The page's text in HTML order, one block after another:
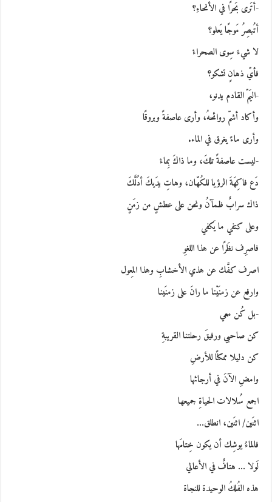
-أتَرى بَحرًا في الأنحاءِ؟
أتُبصِرُ مَوجًا يَعلو؟
لا شيءَ سِوى الصحراءْ
فأيّ ذهانٍ تشكو؟
-اليَمّ القادم يدنو،
وأكاد أشمّ روائحهُ، وأرى عاصفةً وبروقًا
وأرى ماءً يغرق في الماء.
-ليست عاصفةً تلكَ، وما ذاكَ بِماءْ
دَع فاكِهَةَ الرؤيا للكُهّان، وهاتِ يدَيكَ أدُلَّكَ
ذاك سرابٌ ظمآنُ ونحن على عطشٍ من زمَنٍ
وعلى كتفي ما يَكفي
فاصرِف نظَرًا عن هذا اللغوِ
اصرف كفَّك عن هذي الأخشابِ وهذا المِعول
وارفع عن زمنَيْنا ما رانَ على زمنَينا
-بل كُن معي
كن صاحبي ورفيقَ رحلتنا القريبةِ
كن دليلا ممكنًا للأرضِ
وامضِ الآنَ في أرجائها
اجمع سُلالات الحياةِ جميعها
اثنَين/ اثنَين، انطلق…
فالماءُ يوشِك أن يكون خِتامَها
لَولا … هتافٌ في الأعالي
هذه الفُلكُ الوحيدة للنجاة